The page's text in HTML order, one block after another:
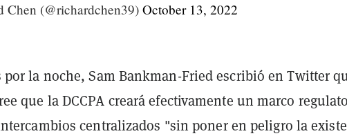
(@richardchen39)October 13, 2022
por la noche, Sam Bankman-Fried escribió en Twitter
que la DCCPA creará efectivamente un marco
centralizados "sin poner en peligro la